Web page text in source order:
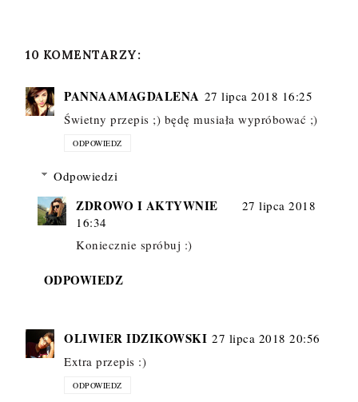
10 KOMENTARZY:
PANNAAMAGDALENA 27 lipca 2018 16:25
Świetny przepis ;) będę musiała wypróbować ;)
ODPOWIEDZ
Odpowiedzi
ZDROWO I AKTYWNIE
27 lipca 2018
16:34
Koniecznie spróbuj :)
ODPOWIEDZ
OLIWIER IDZIKOWSKI 27 lipca 2018 20:56
Extra przepis :)
ODPOWIEDZ